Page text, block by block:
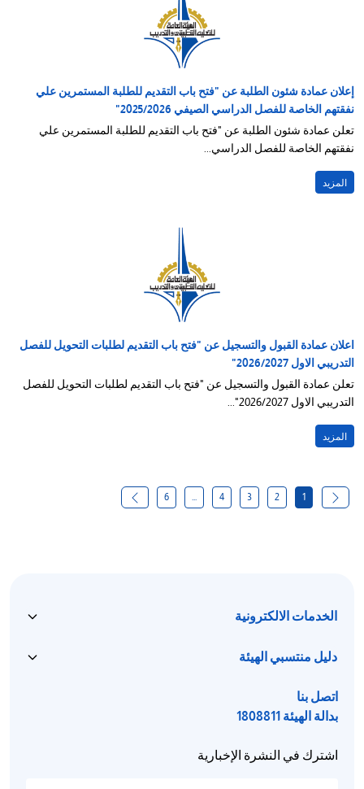
إعلان عمادة شئون الطلبة عن "فتح باب التقديم للطلبة المستمرين علي
نفقتهم الخاصة للفصل الدراسي الصيفي 2025/2026"
تعلن عمادة شئون الطلبة عن "فتح باب التقديم للطلبة المستمرين علي
نفقتهم الخاصة للفصل الدراسي...
المزيد
اعلان عمادة القبول والتسجيل عن "فتح باب التقديم لطلبات التحويل للفصل
التدريبي الاول 2026/2027"
تعلن عمادة القبول والتسجيل عن "فتح باب التقديم لطلبات التحويل للفصل
التدريبي الاول 2026/2027"...
المزيد
1
2
3
4
...
6
الخدمات الالكترونية
دليل منتسبي الهيئة
اتصل بنا
بدالة الهيئة 1808811
اشترك في النشرة الإخبارية